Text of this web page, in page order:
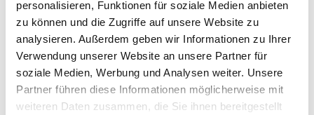
personalisieren, Funktionen für soziale Medien anbieten
zu können und die Zugriffe auf unsere Website zu
analysieren. Außerdem geben wir Informationen zu Ihrer
Verwendung unserer Website an unsere Partner für
soziale Medien, Werbung und Analysen weiter. Unsere
Partner führen diese Informationen möglicherweise mit
weiteren Daten zusammen, die Sie ihnen bereitgestellt